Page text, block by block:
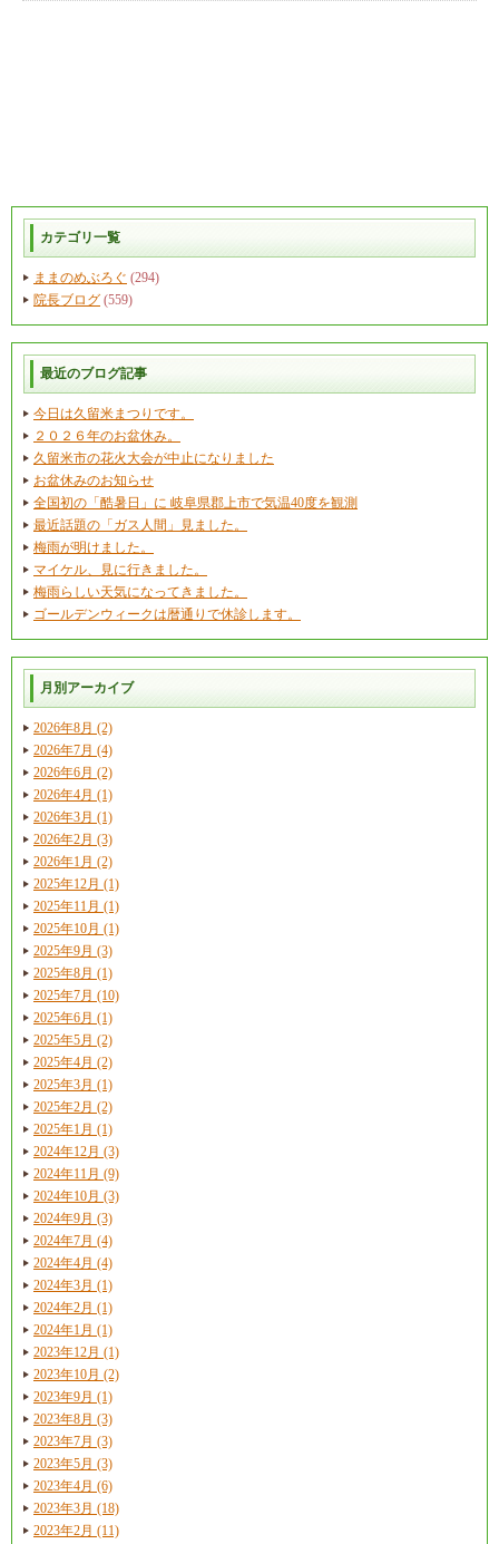
カテゴリ一覧
ままのめぶろぐ (294)
院長ブログ (559)
最近のブログ記事
今日は久留米まつりです。
２０２６年のお盆休み。
久留米市の花火大会が中止になりました
お盆休みのお知らせ
全国初の「酷暑日」に 岐阜県郡上市で気温40度を観測
最近話題の「ガス人間」見ました。
梅雨が明けました。
マイケル、見に行きました。
梅雨らしい天気になってきました。
ゴールデンウィークは暦通りで休診します。
月別アーカイブ
2026年8月 (2)
2026年7月 (4)
2026年6月 (2)
2026年4月 (1)
2026年3月 (1)
2026年2月 (3)
2026年1月 (2)
2025年12月 (1)
2025年11月 (1)
2025年10月 (1)
2025年9月 (3)
2025年8月 (1)
2025年7月 (10)
2025年6月 (1)
2025年5月 (2)
2025年4月 (2)
2025年3月 (1)
2025年2月 (2)
2025年1月 (1)
2024年12月 (3)
2024年11月 (9)
2024年10月 (3)
2024年9月 (3)
2024年7月 (4)
2024年4月 (4)
2024年3月 (1)
2024年2月 (1)
2024年1月 (1)
2023年12月 (1)
2023年10月 (2)
2023年9月 (1)
2023年8月 (3)
2023年7月 (3)
2023年5月 (3)
2023年4月 (6)
2023年3月 (18)
2023年2月 (11)